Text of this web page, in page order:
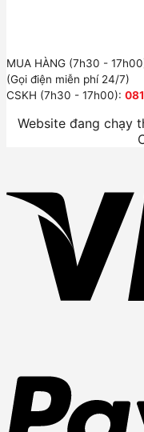
MUA HÀNG (7h30 -
(Gọi điện miễn phí 24/7)
CSKH (7h30 - 17h00):
Website đang chạy